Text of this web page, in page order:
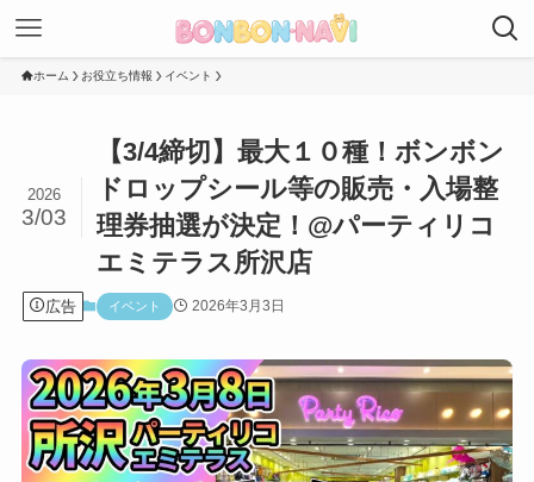
ホーム お役立ち情報 イベント
【3/4締切】最大１０種！ボンボン
ドロップシール等の販売・入場整
理券抽選が決定！@パーティリコ
エミテラス所沢店
2026
3/03
広告 イベント 2026年3月3日